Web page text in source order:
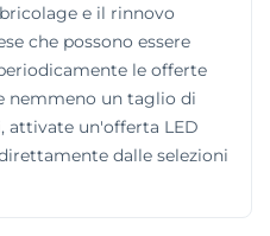
e il rinnovo
che possono essere
le offerte
nemmeno un taglio di
attivate un'offerta LED
dalle selezioni